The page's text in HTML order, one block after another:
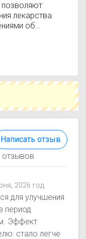
позволяют
лекарства.
об
результатах
Написать отзыв
отзывов
2026 год
для улучшения
период
Эффект
стало легче